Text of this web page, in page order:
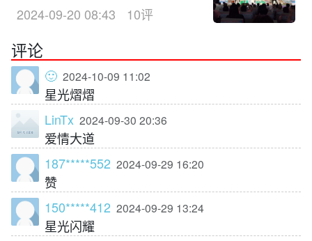
2024-09-20 08:43
10评
评论
🙂 2024-10-09 11:02
星光熠熠
LinTx 2024-09-30 20:36
爱情大道
187*****552 2024-09-29 16:20
赞
150*****412 2024-09-29 13:24
星光闪耀